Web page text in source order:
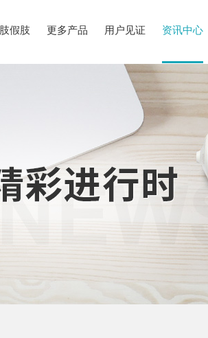
肢假肢 更多产品 用户见证 资讯中心